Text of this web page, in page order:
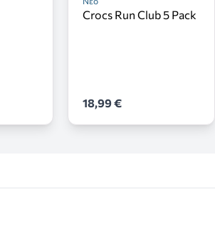
Crocs Run Club 5 Pack
18,99 €